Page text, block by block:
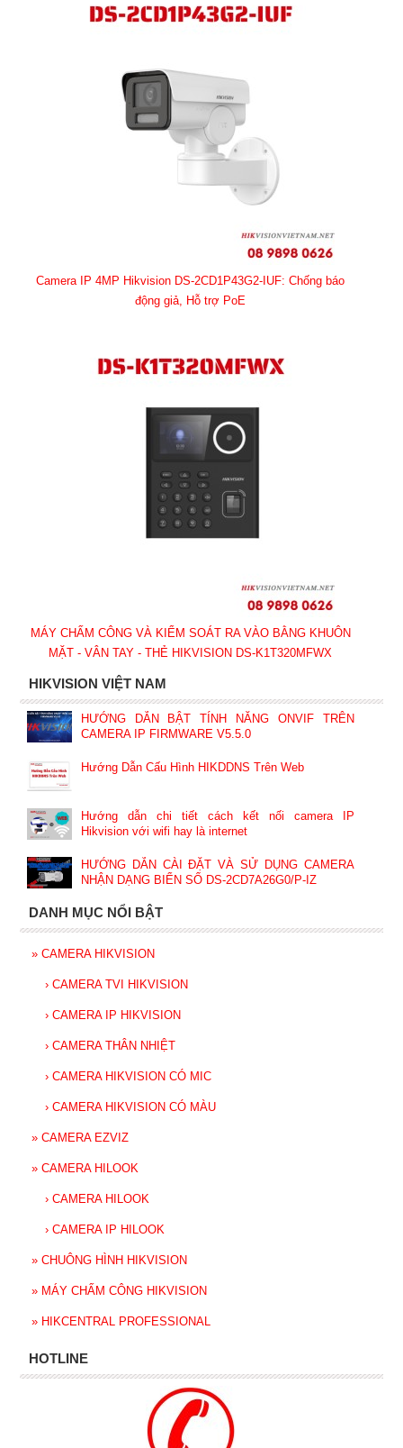
Camera IP 4MP Hikvision DS-2CD1P43G2-IUF: Chống báo
động giả, Hỗ trợ PoE
MÁY CHẤM CÔNG VÀ KIỂM SOÁT RA VÀO BẰNG KHUÔN
MẶT - VÂN TAY - THẺ HIKVISION DS-K1T320MFWX
HIKVISION VIỆT NAM
HƯỚNG DẪN BẬT TÍNH NĂNG ONVIF TRÊN
CAMERA IP FIRMWARE V5.5.0
Hướng Dẫn Cấu Hình HIKDDNS Trên Web
Hướng dẫn chi tiết cách kết nối camera IP
Hikvision với wifi hay là internet
HƯỚNG DẪN CÀI ĐẶT VÀ SỬ DỤNG CAMERA
NHẬN DẠNG BIỂN SỐ DS-2CD7A26G0/P-IZ
DANH MỤC NỔI BẬT
» CAMERA HIKVISION
› CAMERA TVI HIKVISION
› CAMERA IP HIKVISION
› CAMERA THÂN NHIỆT
› CAMERA HIKVISION CÓ MIC
› CAMERA HIKVISION CÓ MÀU
» CAMERA EZVIZ
» CAMERA HILOOK
› CAMERA HILOOK
› CAMERA IP HILOOK
» CHUÔNG HÌNH HIKVISION
» MÁY CHẤM CÔNG HIKVISION
» HIKCENTRAL PROFESSIONAL
HOTLINE